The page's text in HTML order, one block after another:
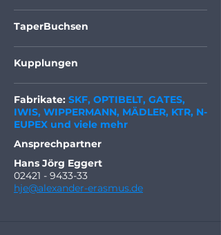
TaperBuchsen
Kupplungen
Fabrikate: SKF, OPTIBELT, GATES,
IWIS, WIPPERMANN, MÄDLER, KTR, N-
EUPEX und viele mehr
Ansprechpartner
Hans Jörg Eggert
02421 - 9433-33
hje@alexander-erasmus.de